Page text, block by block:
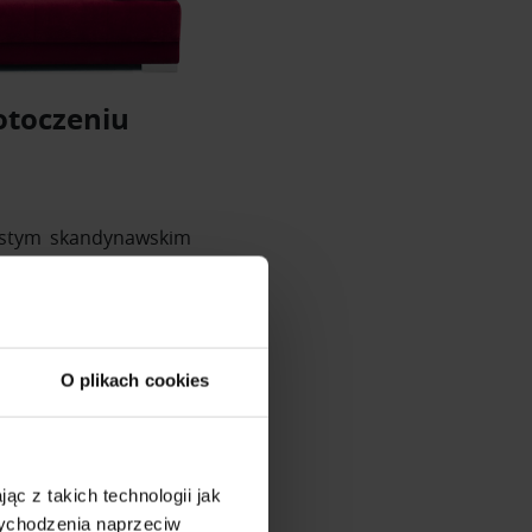
O plikach cookies
z takich technologii jak
naprzeciw
skandynawskim
ANPA, poziom0),
regał(salon VEBO